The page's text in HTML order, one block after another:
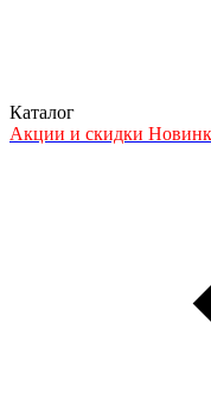
Каталог
Акции и скидки